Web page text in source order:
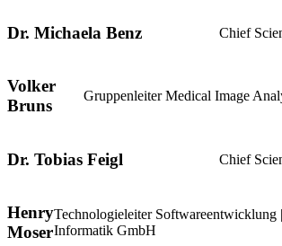
Dr. Michaela Benz Chief
Volker
Bruns
Gruppenleiter Medical Image
Dr. Tobias Feigl Chief
Henry
Moser
Technologieleiter Softwareentwicklung
Informatik GmbH